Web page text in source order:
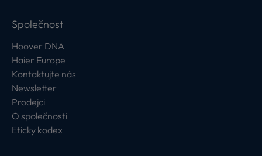
Společnost
Hoover DNA
Haier Europe
Kontaktujte nás
Newsletter
Prodejci
O společnosti
Eticky kodex